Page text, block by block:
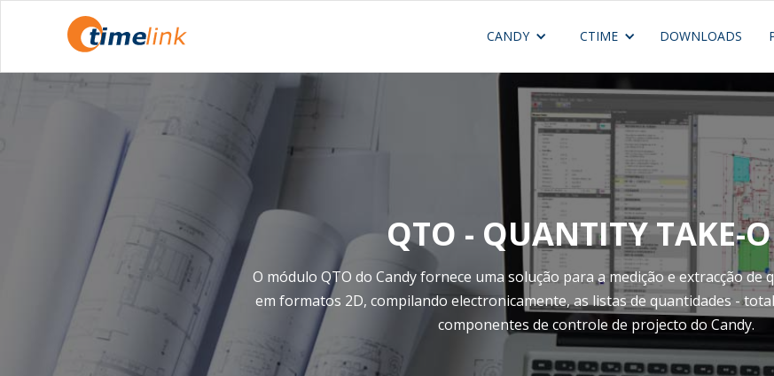
CANDY CTIME DOWNLOADS
QTO - QUANTITY TAKE-
O módulo QTO do Candy fornece uma solução para a medição e extracção de
em formatos 2D, compilando electronicamente, as listas de quantidades -
componentes de controle de projecto do Candy.